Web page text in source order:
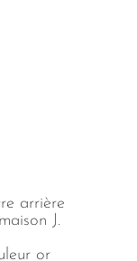
arrière
J.
or